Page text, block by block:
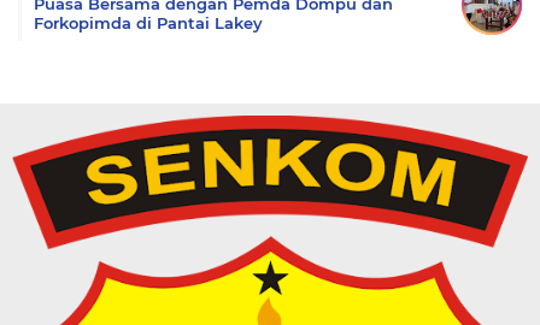
Forkopimda di Pantai Lakey